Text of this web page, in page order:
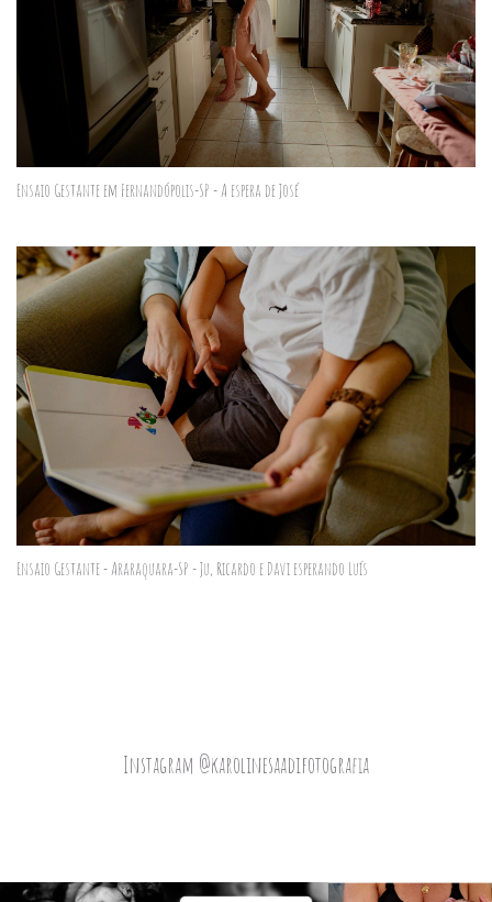
Ensaio Gestante em Fernandópolis-SP - A espera de José
Ensaio Gestante - Araraquara-SP - Ju, Ricardo e Davi esperando Luís
Instagram @karolinesaadifotografia